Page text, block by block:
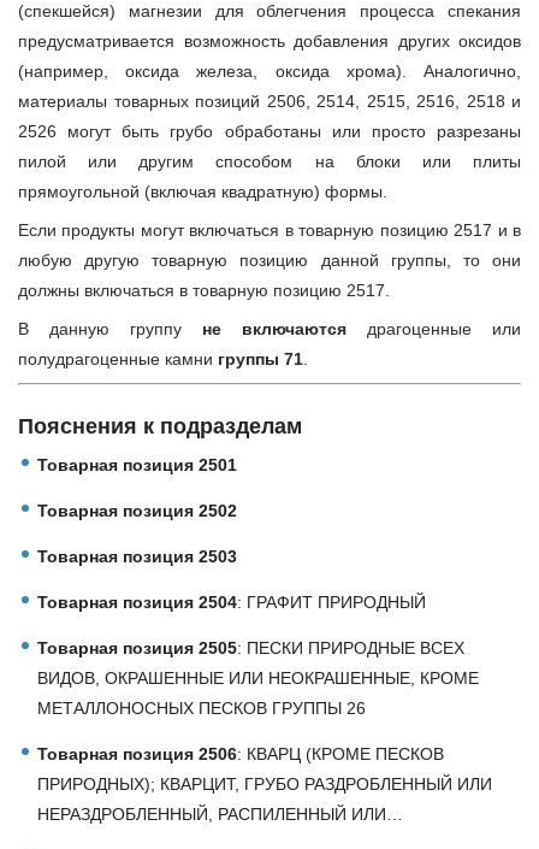
(спекшейся) магнезии для облегчения процесса спекания
предусматривается возможность добавления других оксидов
(например, оксида железа, оксида хрома). Аналогично,
материалы товарных позиций 2506, 2514, 2515, 2516, 2518 и
2526 могут быть грубо обработаны или просто разрезаны
пилой или другим способом на блоки или плиты
прямоугольной (включая квадратную) формы.
Если продукты могут включаться в товарную позицию 2517 и в
любую другую товарную позицию данной группы, то они
должны включаться в товарную позицию 2517.
В данную группу не включаются драгоценные или
полудрагоценные камни группы 71
Пояснения к подразделам
Товарная позиция 2501
Товарная позиция 2502
Товарная позиция 2503
Товарная позиция 2504: ГРАФИТ ПРИРОДНЫЙ
Товарная позиция 2505: ПЕСКИ ПРИРОДНЫЕ ВСЕХ
ВИДОВ, ОКРАШЕННЫЕ ИЛИ НЕОКРАШЕННЫЕ, КРОМЕ
МЕТАЛЛОНОСНЫХ ПЕСКОВ ГРУППЫ 26
Товарная позиция 2506: КВАРЦ (КРОМЕ ПЕСКОВ
ПРИРОДНЫХ); КВАРЦИТ, ГРУБО РАЗДРОБЛЕННЫЙ ИЛИ
НЕРАЗДРОБЛЕННЫЙ, РАСПИЛЕННЫЙ ИЛИ…